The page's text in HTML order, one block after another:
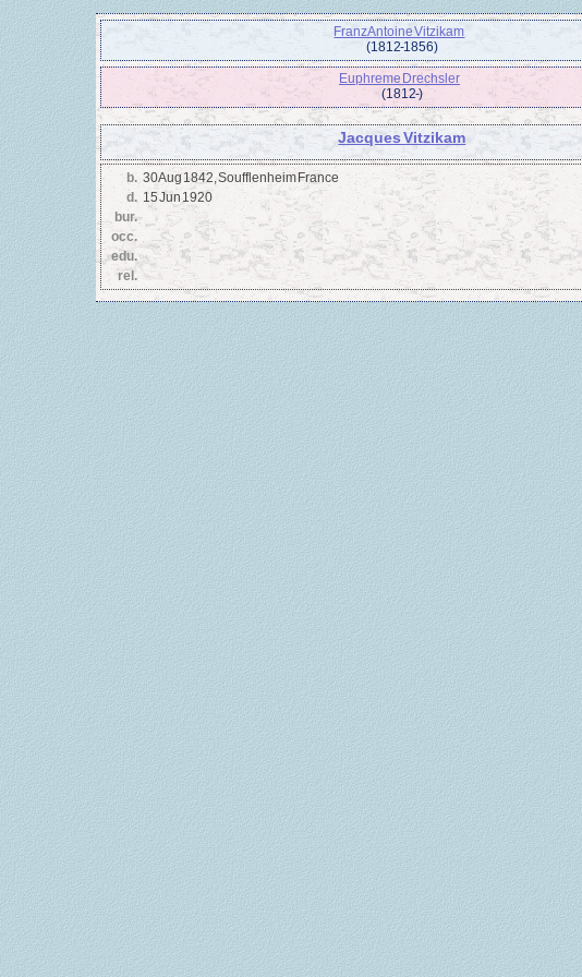
Franz Antoine Vitzikam
(1812 - 1856)
Euphreme Drechsler
(1812 - )
Jacques Vitzikam
b. 30 Aug 1842, Soufflenheim France
d. 15 Jun 1920
bur.
occ.
edu.
rel.